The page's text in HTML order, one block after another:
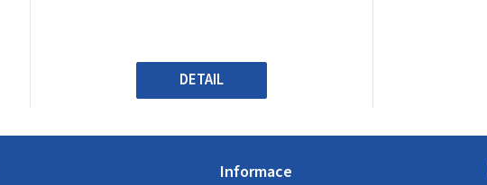
5
hvězdiček.
DETAIL
Informace